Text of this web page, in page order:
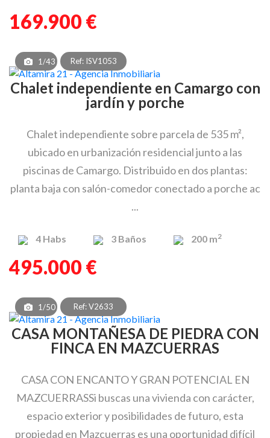
169.900 €
1/43 Ref: ISV1053
Chalet independiente en Camargo con
jardín y porche
Chalet independiente sobre parcela de 535 m²,
ubicado en urbanización residencial junto a las
piscinas de Camargo. Distribuido en dos plantas:
planta baja con salón-comedor conectado a porche ac
...
4 Habs 3 Baños 200 m2
495.000 €
1/50 Ref: V2633
CASA MONTAÑESA DE PIEDRA CON
FINCA EN MAZCUERRAS
CASA CON ENCANTO Y GRAN POTENCIAL EN
MAZCUERRASSi buscas una vivienda con carácter,
espacio exterior y posibilidades de futuro, esta
propiedad en Mazcuerras es una oportunidad difícil